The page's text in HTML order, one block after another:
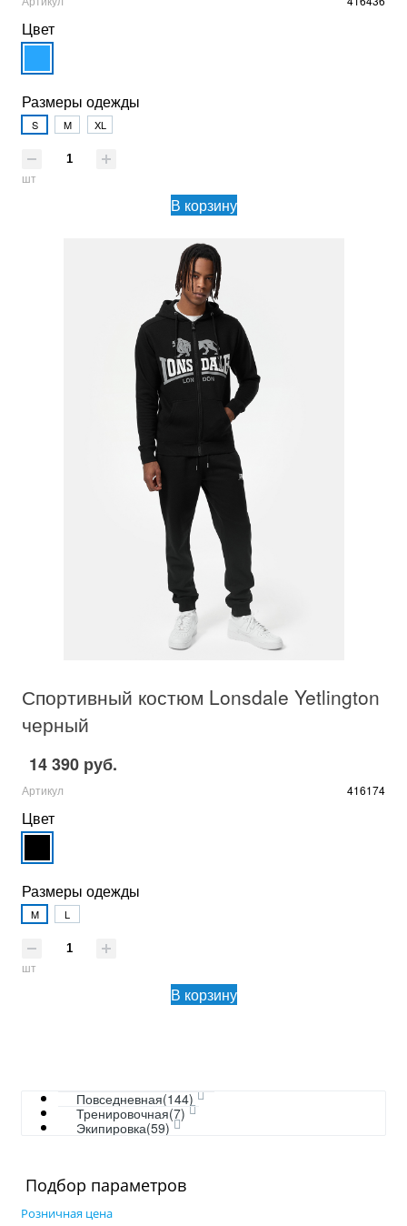
Цвет
Размеры одежды
S M XL
шт
В корзину
Спортивный костюм Lonsdale Yetlington
черный
14 390 руб.
Артикул 416174
Цвет
Размеры одежды
M L
шт
В корзину
Повседневная(144)
Тренировочная(7)
Экипировка(59)
Подбор параметров
Розничная цена